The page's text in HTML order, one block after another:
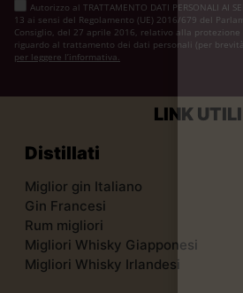
Autorizzo al TRATTAMENTO DATI PERSONALI AI
13 ai sensi del Regolamento (UE) 2016/679 del
Consiglio, del 27 aprile 2016, relativo alla
riguardo al trattamento dei dati personali (per brevità
per leggere l’informativa.
LINK UTILI
Distillati
Miglior gin Italiano
Gin Francesi
Rum migliori
Migliori Whisky Giapponesi
Migliori Whisky Irlandesi